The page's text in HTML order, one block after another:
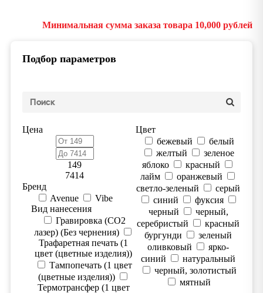
Минимальная сумма заказа товара 10,000 рублей
Подбор параметров
Цена
149
7414
Цвет
бежевый
белый
желтый
зеленое
яблоко
красный
лайм
оранжевый
светло-зеленый
серый
синий
фуксия
черный
черный,
серебристый
красный
бургунди
зеленый
оливковый
ярко-
синий
натуральный
черный, золотистый
мятный
Бренд
Avenue
Vibe
Вид нанесения
Гравировка (CO2
лазер) (Без чернения)
Трафаретная печать (1
цвет (цветные изделия))
Тампопечать (1 цвет
(цветные изделия))
Термотрансфер (1 цвет